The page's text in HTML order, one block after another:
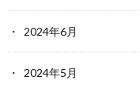
2024年6月
2024年5月